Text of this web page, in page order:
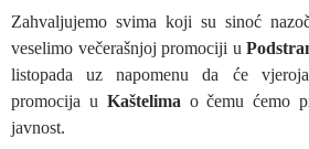
Zahvaljujemo svima koji su sinoć
veselimo večerašnjoj promociji u
listopada uz napomenu da će
promocija u Kaštelima o čemu ćemo
javnost.